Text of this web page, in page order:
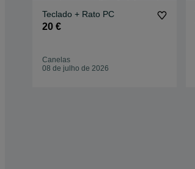
Teclado + Rato PC
20 €
Canelas
08 de julho de 2026